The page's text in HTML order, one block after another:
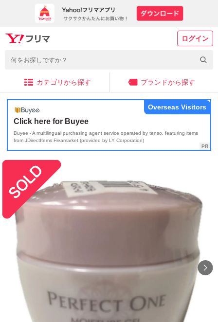
ログイン
カテゴリから探す ブランドから探す
Click here for Buyee
Buyee - A multilingual purchasing agent service operated by tenso, featuring items
from JDirectItems Fleamarket (provided by LY Corporation)
Overseas Visitors